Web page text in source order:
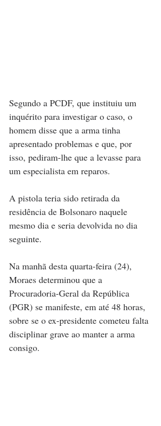
Segundo a PCDF, que instituiu um
inquérito para investigar o caso, o
homem disse que a arma tinha
apresentado problemas e que, por
isso, pediram-lhe que a levasse para
um especialista em reparos.
A pistola teria sido retirada da
residência de Bolsonaro naquele
mesmo dia e seria devolvida no dia
seguinte.
Na manhã desta quarta-feira (24),
Moraes determinou que a
Procuradoria-Geral da República
(PGR) se manifeste, em até 48 horas,
sobre se o ex-presidente cometeu falta
disciplinar grave ao manter a arma
consigo.